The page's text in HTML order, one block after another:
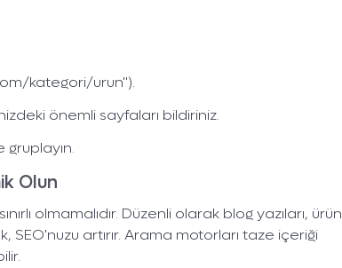
kategori/urun").
önemli sayfaları bildiriniz.
Olun
olmamalıdır. Düzenli olarak blog yazıları, ürün
SEO'nuzu artırır. Arama motorları taze içeriği